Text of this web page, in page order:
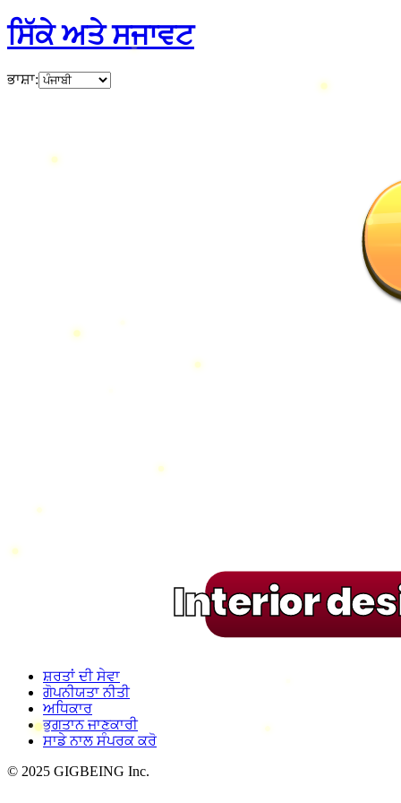
ਸਿੱਕੇ ਅਤੇ ਸਜਾਵਟ
ਭਾਸ਼ਾ:
Interior
ਸ਼ਰਤਾਂ ਦੀ ਸੇਵਾ
ਗੋਪਨੀਯਤਾ ਨੀਤੀ
ਅਧਿਕਾਰ
ਭੁਗਤਾਨ ਜਾਣਕਾਰੀ
ਸਾਡੇ ਨਾਲ ਸੰਪਰਕ ਕਰੋ
© 2025 GIGBEING Inc.